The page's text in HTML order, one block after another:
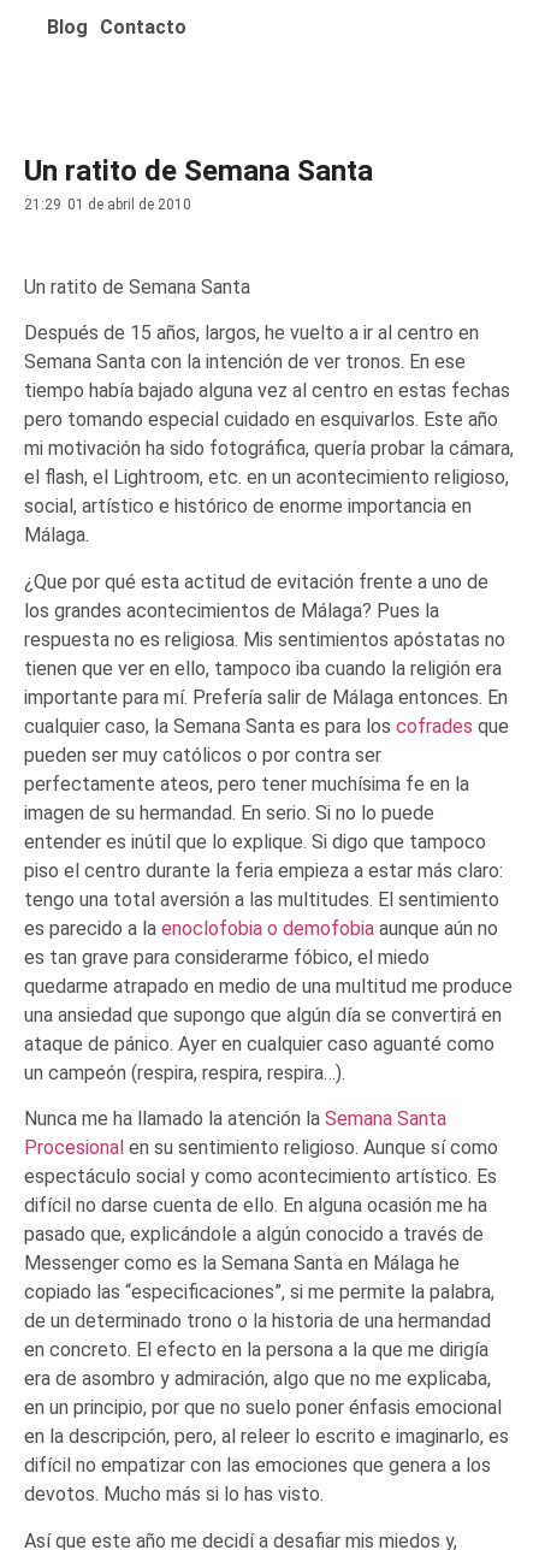
Blog Contacto
Un ratito de Semana Santa
21:29 01 de abril de 2010
Un ratito de Semana Santa
Después de 15 años, largos, he vuelto a ir al centro en
Semana Santa con la intención de ver tronos. En ese
tiempo había bajado alguna vez al centro en estas fechas
pero tomando especial cuidado en esquivarlos. Este año
mi motivación ha sido fotográfica, quería probar la cámara,
el flash, el Lightroom, etc. en un acontecimiento religioso,
social, artístico e histórico de enorme importancia en
Málaga.
¿Que por qué esta actitud de evitación frente a uno de
los grandes acontecimientos de Málaga? Pues la
respuesta no es religiosa. Mis sentimientos apóstatas no
tienen que ver en ello, tampoco iba cuando la religión era
importante para mí. Prefería salir de Málaga entonces. En
cualquier caso, la Semana Santa es para los cofrades que
pueden ser muy católicos o por contra ser
perfectamente ateos, pero tener muchísima fe en la
imagen de su hermandad. En serio. Si no lo puede
entender es inútil que lo explique. Si digo que tampoco
piso el centro durante la feria empieza a estar más claro:
tengo una total aversión a las multitudes. El sentimiento
es parecido a la enoclofobia o demofobia aunque aún no
es tan grave para considerarme fóbico, el miedo
quedarme atrapado en medio de una multitud me produce
una ansiedad que supongo que algún día se convertirá en
ataque de pánico. Ayer en cualquier caso aguanté como
un campeón (respira, respira, respira…).
Nunca me ha llamado la atención la Semana Santa
Procesional en su sentimiento religioso. Aunque sí como
espectáculo social y como acontecimiento artístico. Es
difícil no darse cuenta de ello. En alguna ocasión me ha
pasado que, explicándole a algún conocido a través de
Messenger como es la Semana Santa en Málaga he
copiado las “especificaciones”, si me permite la palabra,
de un determinado trono o la historia de una hermandad
en concreto. El efecto en la persona a la que me dirigía
era de asombro y admiración, algo que no me explicaba,
en un principio, por que no suelo poner énfasis emocional
en la descripción, pero, al releer lo escrito e imaginarlo, es
difícil no empatizar con las emociones que genera a los
devotos. Mucho más si lo has visto.
Así que este año me decidí a desafiar mis miedos y,